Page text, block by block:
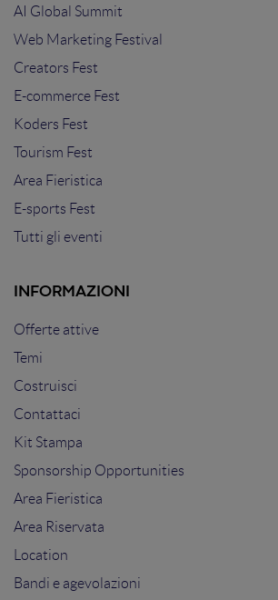
AI Global Summit
Web Marketing Festival
Creators Fest
E-commerce Fest
Koders Fest
Tourism Fest
Area Fieristica
E-sports Fest
Tutti gli eventi
INFORMAZIONI
Offerte attive
Temi
Costruisci
Contattaci
Kit Stampa
Sponsorship Opportunities
Area Fieristica
Area Riservata
Location
Bandi e agevolazioni